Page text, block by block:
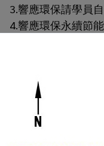
3.響應環保請學員
4.響應環保永續節能